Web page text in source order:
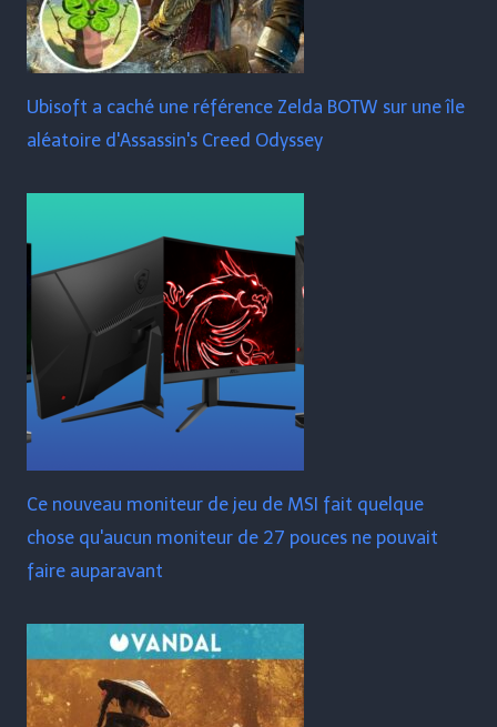
Ubisoft a caché une référence Zelda BOTW sur une île
aléatoire d'Assassin's Creed Odyssey
Ce nouveau moniteur de jeu de MSI fait quelque
chose qu'aucun moniteur de 27 pouces ne pouvait
faire auparavant